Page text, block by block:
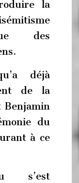
la
des
déjà
de la
Benjamin
du
à ce
s’est